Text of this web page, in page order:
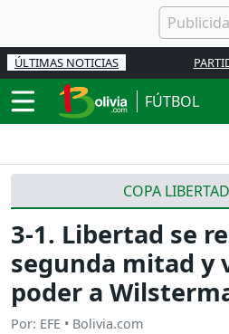
ÚLTIMAS NOTICIAS
FÚTBOL
COPA
3-1. Libertad se
segunda mitad y
poder a
Por: EFE • Bolivia.com